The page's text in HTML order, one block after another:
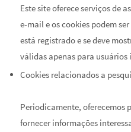
Este site oferece serviços de
e-mail e os cookies podem
está registrado e se deve
válidas apenas para
Cookies relacionados a
Periodicamente, oferecemos
fornecer informações